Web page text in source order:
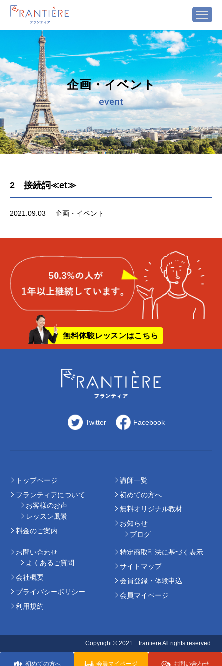
初めての方へ 会員マイページ お問い合わせ
企画・イベント
event
2 接続詞≪et≫
2021.09.03 企画・イベント
無料体験レッスンはこちら
Twitter Facebook
トップページ
フランティアについて
お客様のお声
レッスン風景
料⾦のご案内
講師⼀覧
初めての⽅へ
無料オリジナル教材
お知らせ
ブログ
お問い合わせ
よくあるご質問
会社概要
プライバシーポリシー
利用規約
特定商取引法に基づく表示
サイトマップ
会員登録・体験申込
会員マイページ
Copyright © 2021 frantiere All rights reserved.